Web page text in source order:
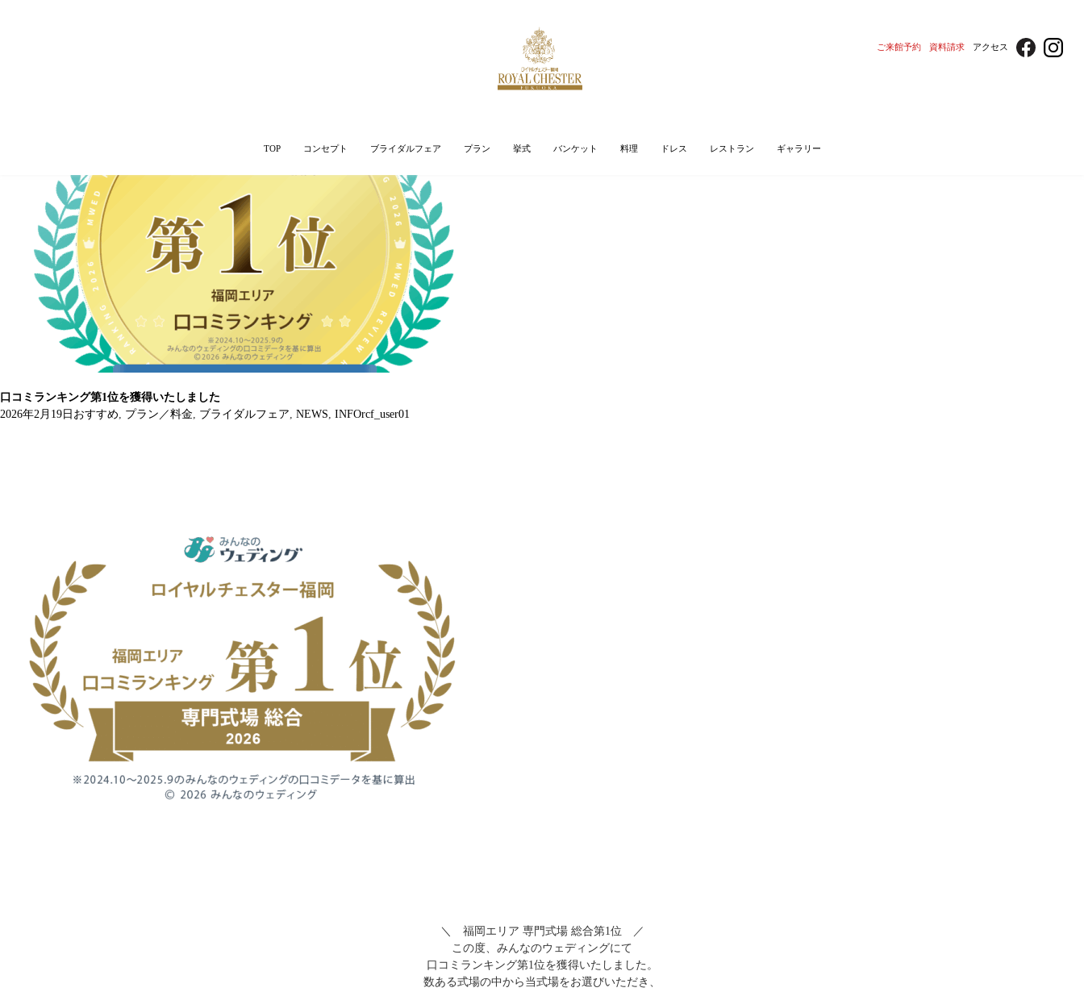
ご来館予約 資料請求 アクセス
TOP コンセプト ブライダルフェア プラン 挙式 バンケット 料理 ドレス レストラン ギャラリー
口コミランキング第1位を獲得いたしました
2026年2月19日 おすすめ, プラン／料金, ブライダルフェア, NEWS, INFOrcf_user01
＼ 福岡エリア 専門式場 総合第1位 ／
この度、みんなのウェディングにて
口コミランキング第1位を獲得いたしました。
数ある式場の中から当式場をお選びいただき、